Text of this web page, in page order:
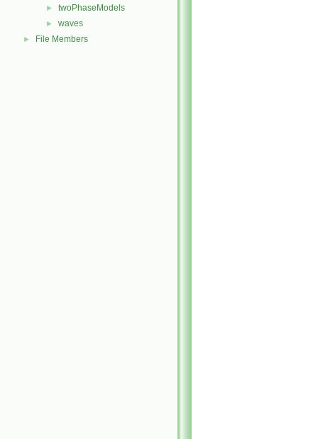
► twoPhaseModels
► waves
► File Members